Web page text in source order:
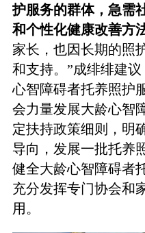
护服务的群体，急需
和个性化健康改善方
家长，也因长期的照
和支持。”成绯绯建
心智障碍者托养照护
会力量发展大龄心智
定扶持政策细则，明
导向，发展一批托养
健全大龄心智障碍者
充分发挥专门协会和
用。